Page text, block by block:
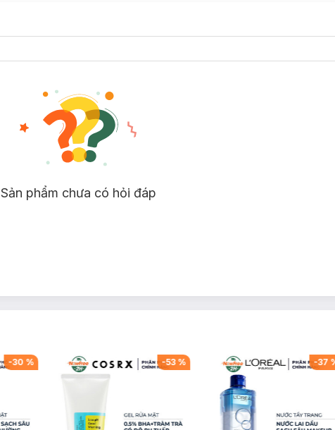
Sản phẩm chưa có hỏi đáp
-30 % -53% -37